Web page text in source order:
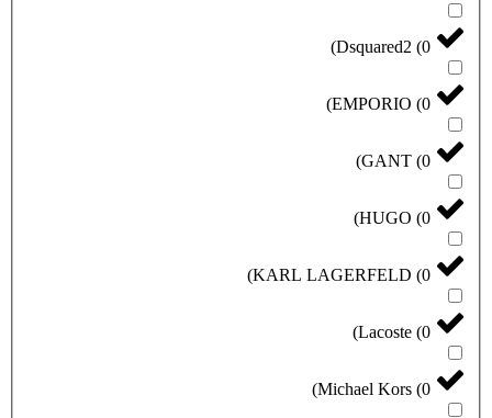
Dsquared2 (0
)
EMPORIO (0
)
GANT (0
)
HUGO (0
)
KARL LAGERFELD (0
)
Lacoste (0
)
Michael Kors (0
)